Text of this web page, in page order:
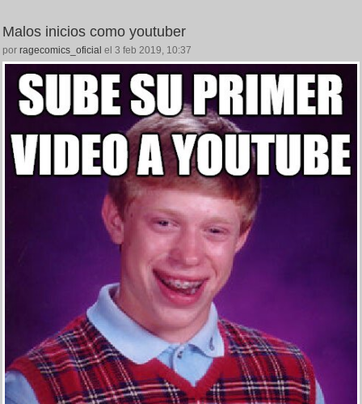
Malos inicios como youtuber
por ragecomics_oficial el 3 feb 2019, 10:37